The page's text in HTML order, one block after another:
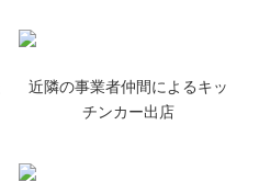
近隣の事業者仲間によるキッ
チンカー出店